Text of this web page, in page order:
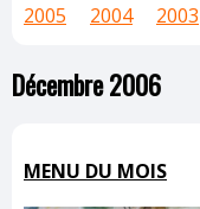
2005
2004 2003
Décembre 2006
MENU DU MOIS